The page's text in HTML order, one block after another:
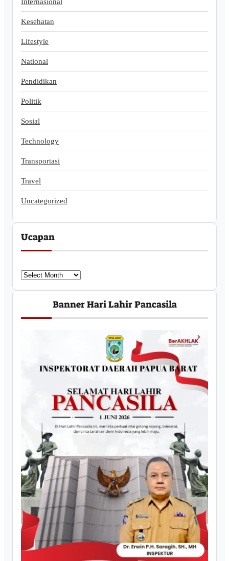
Kesehatan
Lifestyle
National
Pendidikan
Politik
Sosial
Technology
Transportasi
Travel
Uncategorized
Ucapan
U
c
a
Banner Hari Lahir Pancasila